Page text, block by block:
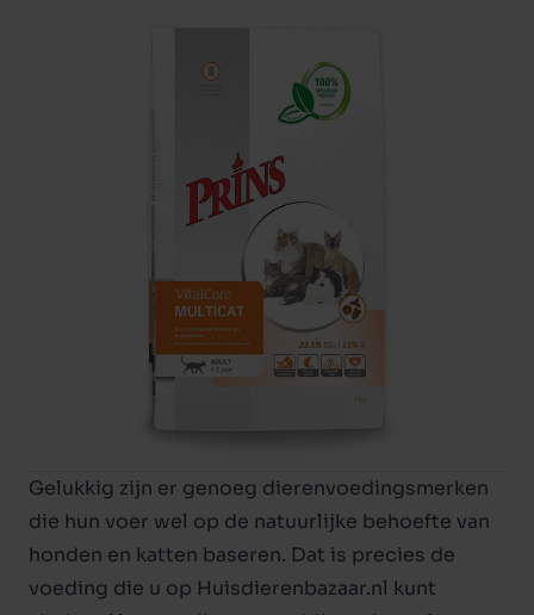
Gelukkig zijn er genoeg dierenvoedingsmerken
die hun voer wel op de natuurlijke behoefte van
honden en katten baseren. Dat is precies de
voeding die u op Huisdierenbazaar.nl kunt